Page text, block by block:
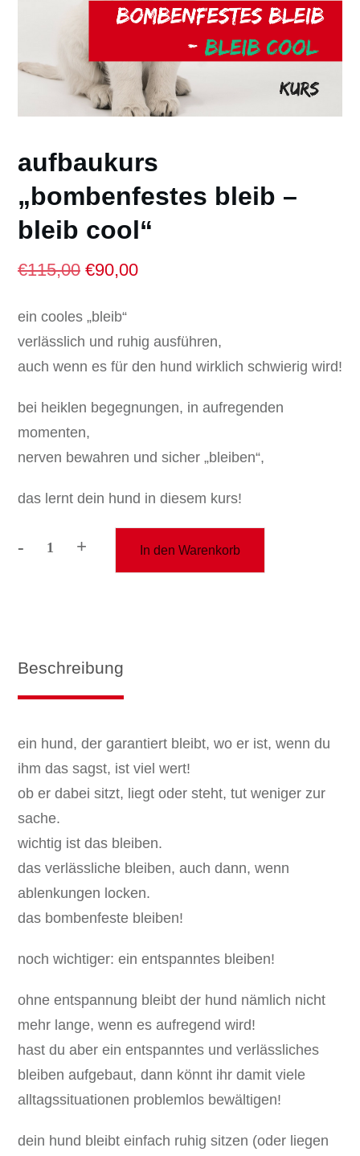
aufbaukurs
„bombenfestes bleib –
bleib cool“
€115,00 Ursprünglicher
war:
€115,00
€90,00Aktueller
€90,00.
ein cooles „bleib“
verlässlich und ruhig ausführen,
auch wenn es für den hund wirklich schwierig wird!
bei heiklen begegnungen, in aufregenden
momenten,
nerven bewahren und sicher „bleiben“,
das lernt dein hund in diesem kurs!
-aufbaukurs
cool"
+ In den Warenkorb
Beschreibung
ein hund, der garantiert bleibt, wo er ist, wenn du
ihm das sagst, ist viel wert!
ob er dabei sitzt, liegt oder steht, tut weniger zur
sache.
wichtig ist das bleiben.
das verlässliche bleiben, auch dann, wenn
ablenkungen locken.
das bombenfeste bleiben!
noch wichtiger: ein entspanntes bleiben!
ohne entspannung bleibt der hund nämlich nicht
mehr lange, wenn es aufregend wird!
hast du aber ein entspanntes und verlässliches
bleiben aufgebaut, dann könnt ihr damit viele
alltagssituationen problemlos bewältigen!
dein hund bleibt einfach ruhig sitzen (oder liegen